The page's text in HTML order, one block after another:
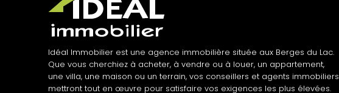
Idéal Immobilier est une agence immobilière située aux Berges du Lac.
Que vous cherchiez à acheter, à vendre ou à louer, un appartement,
une villa, une maison ou un terrain, vos conseillers et agents immobiliers
mettront tout en œuvre pour satisfaire vos exigences les plus élevées.